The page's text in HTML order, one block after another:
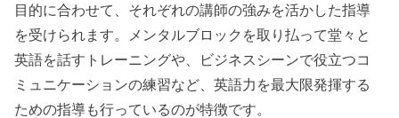
目的に合わせて、それぞれの講師の強みを活かした指導
を受けられます。メンタルブロックを取り払って堂々と
英語を話すトレーニングや、ビジネスシーンで役立つコ
ミュニケーションの練習など、英語力を最大限発揮する
ための指導も行っているのが特徴です。